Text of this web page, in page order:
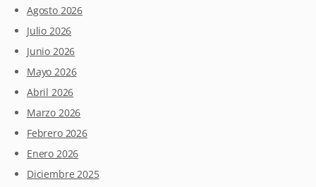
Agosto 2026
Julio 2026
Junio 2026
Mayo 2026
Abril 2026
Marzo 2026
Febrero 2026
Enero 2026
Diciembre 2025